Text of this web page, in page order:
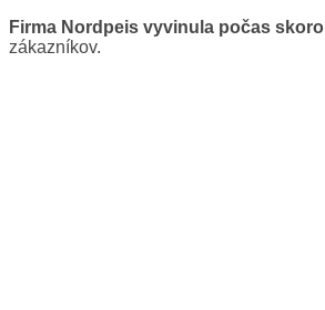
Firma Nordpeis vyvinula počas
zákazníkov.